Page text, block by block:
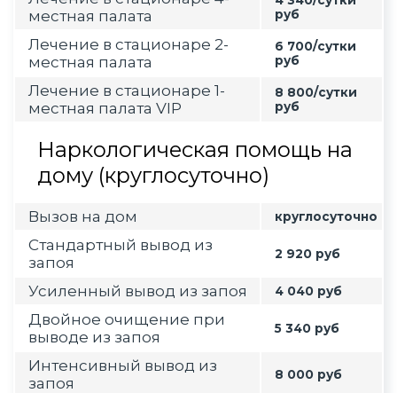
местная палата
руб
Лечение в стационаре 2-
местная палата
6 700/сутки
руб
Лечение в стационаре 1-
местная палата VIP
8 800/сутки
руб
Наркологическая помощь на
дому (круглосуточно)
Вызов на дом круглосуточно
Стандартный вывод из
запоя
2 920 руб
Усиленный вывод из запоя 4 040 руб
Двойное очищение при
выводе из запоя
5 340 руб
Интенсивный вывод из
запоя
8 000 руб